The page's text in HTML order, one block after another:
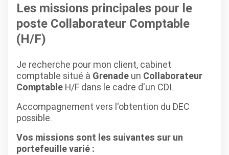
Les missions principales pour le
poste Collaborateur Comptable
(H/F)
Je recherche pour mon client, cabinet
comptable situé à Grenade un Collaborateur
Comptable H/F dans le cadre d'un CDI.
Accompagnement vers l'obtention du DEC
possible.
Vos missions sont les suivantes sur un
portefeuille varié :